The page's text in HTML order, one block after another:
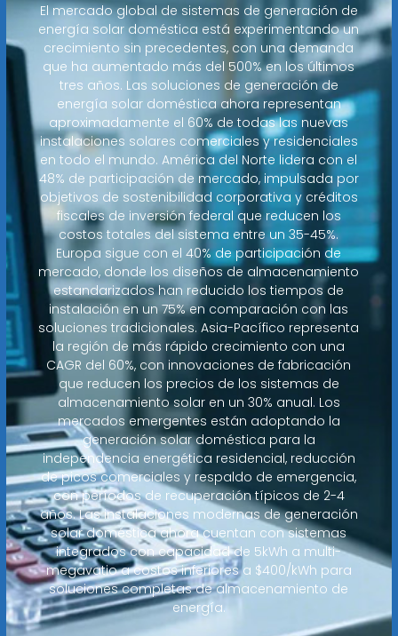
El mercado global de sistemas de generación de
energía solar doméstica está experimentando un
crecimiento sin precedentes, con una demanda
que ha aumentado más del 500% en los últimos
tres años. Las soluciones de generación de
energía solar doméstica ahora representan
aproximadamente el 60% de todas las nuevas
instalaciones solares comerciales y residenciales
en todo el mundo. América del Norte lidera con el
48% de participación de mercado, impulsada por
objetivos de sostenibilidad corporativa y créditos
fiscales de inversión federal que reducen los
costos totales del sistema entre un 35-45%.
Europa sigue con el 40% de participación de
mercado, donde los diseños de almacenamiento
estandarizados han reducido los tiempos de
instalación en un 75% en comparación con las
soluciones tradicionales. Asia-Pacífico representa
la región de más rápido crecimiento con una
CAGR del 60%, con innovaciones de fabricación
que reducen los precios de los sistemas de
almacenamiento solar en un 30% anual. Los
mercados emergentes están adoptando la
generación solar doméstica para la
independencia energética residencial, reducción
de picos comerciales y respaldo de emergencia,
con períodos de recuperación típicos de 2-4
años. Las instalaciones modernas de generación
solar doméstica ahora cuentan con sistemas
integrados con capacidad de 5kWh a multi-
megavatio a costos inferiores a $400/kWh para
soluciones completas de almacenamiento de
energía.